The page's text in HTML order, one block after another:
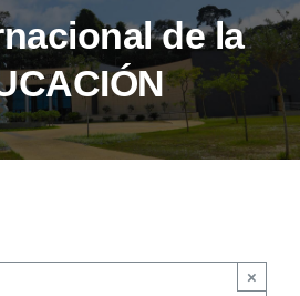
de la
×